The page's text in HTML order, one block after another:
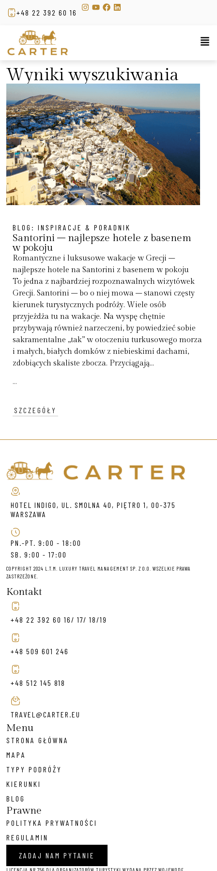
+48 22 392 60 16
Wyniki wyszukiwania
BLOG:INSPIRACJE & PORADNIK
Santorini – najlepsze hotele z basenem
w pokoju
Romantyczne i luksusowe wakacje w Grecji –
najlepsze hotele na Santorini z basenem w pokoju
To jedna z najbardziej rozpoznawalnych wizytówek
Grecji. Santorini – bo o niej mowa – stanowi częsty
kierunek turystycznych podróży. Wiele osób
przyjeżdża tu na wakacje. Na wyspę chętnie
przybywają również narzeczeni, by powiedzieć sobie
sakramentalne „tak” w otoczeniu turkusowego morza
i małych, białych domków z niebieskimi dachami,
zdobiących skaliste zbocza. Przyciągają...
...
SZCZEGÓŁY
HOTEL INDIGO, UL. SMOLNA 40, PIĘTRO 1, 00-375
WARSZAWA
PN.-PT. 9:00 - 18:00
SB. 9:00 - 17:00
COPYRIGHT 2024 L.T.M. LUXURY TRAVEL MANAGEMENT SP. Z O.O. WSZELKIE PRAWA
ZASTRZEŻONE.
Kontakt
+48 22 392 60 16/ 17/ 18/19
+48 509 601 246
+48 512 145 818
TRAVEL@CARTER.EU
Menu
STRONA GŁÓWNA
MAPA
TYPY PODRÓŻY
KIERUNKI
BLOG
Prawne
POLITYKA PRYWATNOŚCI
REGULAMIN
ZADAJ NAM PYTANIE